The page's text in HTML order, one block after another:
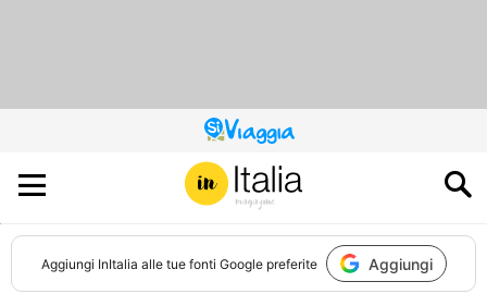
QUESTO
SITO
CONTRIBUISCE
ALL’AUDIENCE
DI
Aggiungi InItalia alle tue fonti Google preferite Aggiungi